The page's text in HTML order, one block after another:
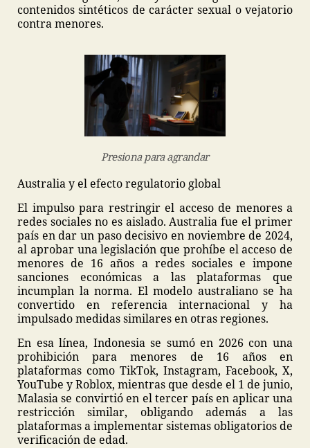
contenidos sintéticos de carácter sexual o vejatorio
contra menores.
Presiona para agrandar
Australia y el efecto regulatorio global
El impulso para restringir el acceso de menores a
redes sociales no es aislado. Australia fue el primer
país en dar un paso decisivo en noviembre de 2024,
al aprobar una legislación que prohíbe el acceso de
menores de 16 años a redes sociales e impone
sanciones económicas a las plataformas que
incumplan la norma. El modelo australiano se ha
convertido en referencia internacional y ha
impulsado medidas similares en otras regiones.
En esa línea, Indonesia se sumó en 2026 con una
prohibición para menores de 16 años en
plataformas como TikTok, Instagram, Facebook, X,
YouTube y Roblox, mientras que desde el 1 de junio,
Malasia se convirtió en el tercer país en aplicar una
restricción similar, obligando además a las
plataformas a implementar sistemas obligatorios de
verificación de edad.